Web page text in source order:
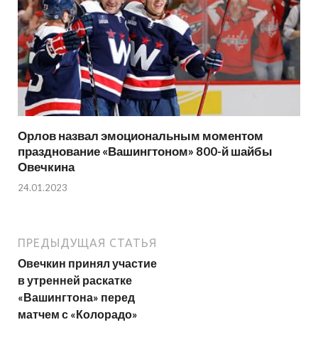
Орлов назвал эмоциональным моментом
празднование «Вашингтоном» 800-й шайбы
Овечкина
24.01.2023
ПРЕДЫДУЩАЯ СТАТЬЯ
Овечкин принял участие
в утренней раскатке
«Вашингтона» перед
матчем с «Колорадо»